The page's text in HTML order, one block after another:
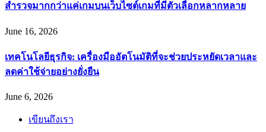
สำรวจมากกว่าแค่เกมบนเว็บไซต์เกมที่มีตัวเลือกหลากหลาย
June 16, 2026
เทคโนโลยีธุรกิจ: เครื่องมืออัตโนมัติที่จะช่วยประหยัดเวลาและ
ลดค่าใช้จ่ายอย่างยั่งยืน
June 6, 2026
เขียนถึงเรา